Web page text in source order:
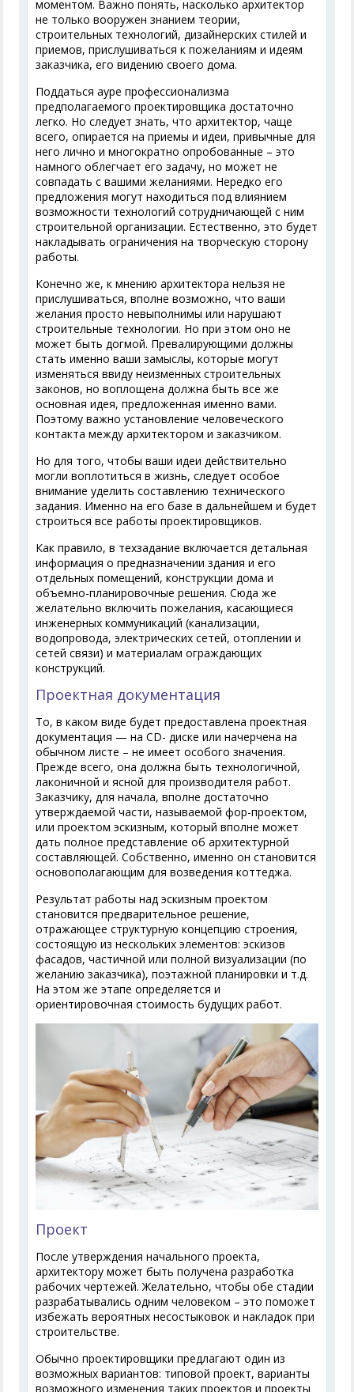
моментом. Важно понять, насколько архитектор
не только вооружен знанием теории,
строительных технологий, дизайнерских стилей и
приемов, прислушиваться к пожеланиям и идеям
заказчика, его видению своего дома.
Поддаться ауре профессионализма
предполагаемого проектировщика достаточно
легко. Но следует знать, что архитектор, чаще
всего, опирается на приемы и идеи, привычные для
него лично и многократно опробованные – это
намного облегчает его задачу, но может не
совпадать с вашими желаниями. Нередко его
предложения могут находиться под влиянием
возможности технологий сотрудничающей с ним
строительной организации. Естественно, это будет
накладывать ограничения на творческую сторону
работы.
Конечно же, к мнению архитектора нельзя не
прислушиваться, вполне возможно, что ваши
желания просто невыполнимы или нарушают
строительные технологии. Но при этом оно не
может быть догмой. Превалирующими должны
стать именно ваши замыслы, которые могут
изменяться ввиду неизменных строительных
законов, но воплощена должна быть все же
основная идея, предложенная именно вами.
Поэтому важно установление человеческого
контакта между архитектором и заказчиком.
Но для того, чтобы ваши идеи действительно
могли воплотиться в жизнь, следует особое
внимание уделить составлению технического
задания. Именно на его базе в дальнейшем и будет
строиться все работы проектировщиков.
Как правило, в техзадание включается детальная
информация о предназначении здания и его
отдельных помещений, конструкции дома и
объемно-планировочные решения. Сюда же
желательно включить пожелания, касающиеся
инженерных коммуникаций (канализации,
водопровода, электрических сетей, отоплении и
сетей связи) и материалам ограждающих
конструкций.
Проектная документация
То, в каком виде будет предоставлена проектная
документация — на CD- диске или начерчена на
обычном листе – не имеет особого значения.
Прежде всего, она должна быть технологичной,
лаконичной и ясной для производителя работ.
Заказчику, для начала, вполне достаточно
утверждаемой части, называемой фор-проектом,
или проектом эскизным, который вполне может
дать полное представление об архитектурной
составляющей. Собственно, именно он становится
основополагающим для возведения коттеджа.
Результат работы над эскизным проектом
становится предварительное решение,
отражающее структурную концепцию строения,
состоящую из нескольких элементов: эскизов
фасадов, частичной или полной визуализации (по
желанию заказчика), поэтажной планировки и т.д.
На этом же этапе определяется и
ориентировочная стоимость будущих работ.
Проект
После утверждения начального проекта,
архитектору может быть получена разработка
рабочих чертежей. Желательно, чтобы обе стадии
разрабатывались одним человеком – это поможет
избежать вероятных несостыковок и накладок при
строительстве.
Обычно проектировщики предлагают один из
возможных вариантов: типовой проект, варианты
возможного изменения таких проектов и проекты